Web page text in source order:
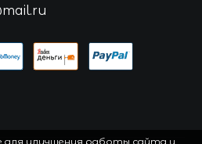
для улучшения работы сайта и